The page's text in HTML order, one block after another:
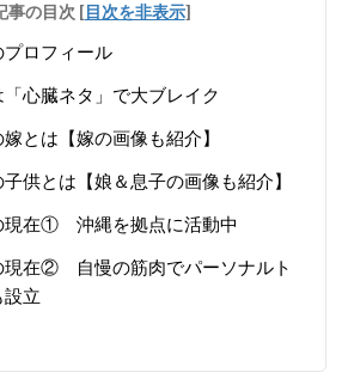
事の目次 [目次を非表示]
ロフィール
「心臓ネタ」で大ブレイク
とは【嫁の画像も紹介】
供とは【娘＆息子の画像も紹介】
現在① 沖縄を拠点に活動中
現在② 自慢の筋肉でパーソナルト
設立